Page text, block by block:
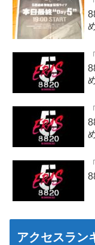
アクセスラン